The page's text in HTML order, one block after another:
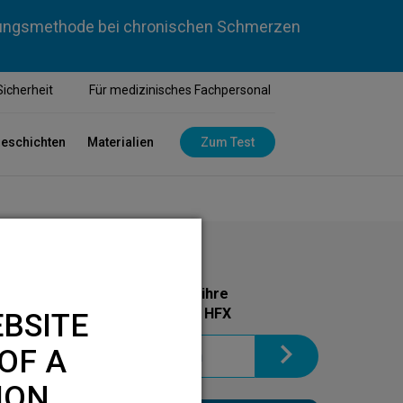
bei chronischen Schmerzen
Für medizinisches Fachpersonal
Materialien Zum Test
Holen Sie sich noch heute ihre
Informationsbroschüre zu HFX
A